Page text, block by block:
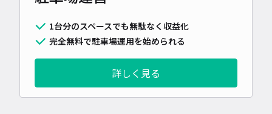
1台分のスペースでも無駄なく収益化
完全無料で駐車場運用を始められる
詳しく見る